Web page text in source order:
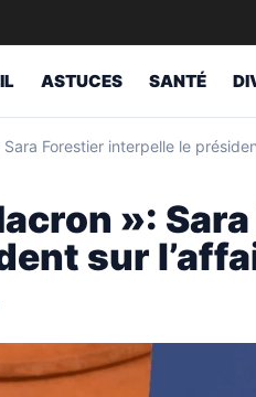
ASTUCES SANTÉ
Forestier interpelle le
»:
sur